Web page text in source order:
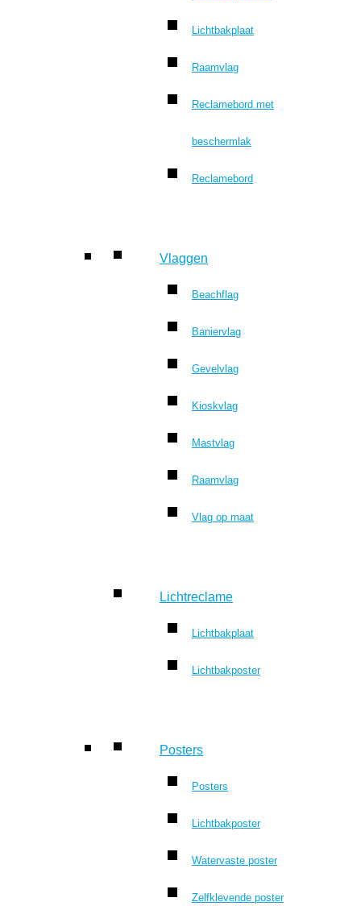
Lichtbakplaat
Raamvlag
Reclamebord met
beschermlak
Reclamebord
Vlaggen
Beachflag
Baniervlag
Gevelvlag
Kioskvlag
Mastvlag
Raamvlag
Vlag op maat
Lichtreclame
Lichtbakplaat
Lichtbakposter
Posters
Posters
Lichtbakposter
Watervaste poster
Zelfklevende poster